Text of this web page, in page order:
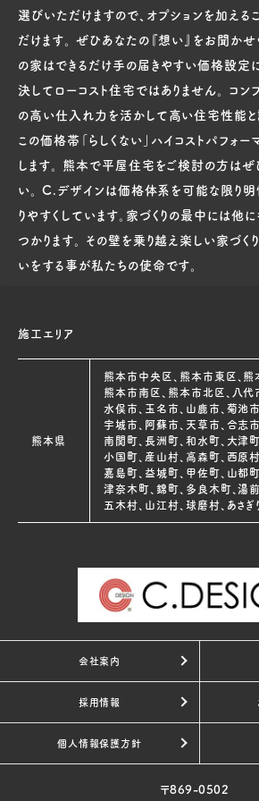
選びいただけますので、オプションを加える
だけます。 ぜひあなたの『想い』をお聞か
の家はできるだけ手の届きやすい価格設定に
決してローコスト住宅ではありません。 コン
の高い仕入れ力を活かして高い住宅性能と
この価格帯「らしくない」ハイコストパフォ
します。 熊本で平屋住宅をご検討の方は
い。 C.デザインは価格体系を可能な限り明
りやすくしています。家づくりの最中には他
つかります。 その壁を乗り越え楽しい家づく
いをする事が私たちの使命です。
施工エリア
熊本県
熊本市中央区、熊本市東区、熊
熊本市南区、熊本市北区、八代
水俣市、玉名市、山鹿市、菊池
宇城市、阿蘇市、天草市、合志
南関町、長洲町、和水町、大津
小国町、産山村、高森町、西原
嘉島町、益城町、甲佐町、山都
津奈木町、錦町、多良木町、湯
五木村、山江村、球磨村、あさぎ
会社案内
採用情報
個人情報保護方針
〒869-0502